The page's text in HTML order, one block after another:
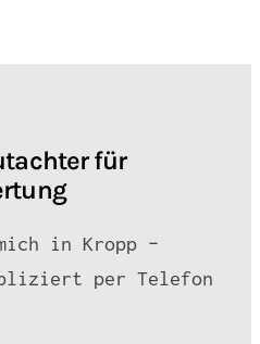
für
in Kropp –
per Telefon